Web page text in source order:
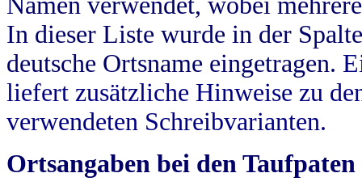
In dieser Liste wurde in der
deutsche Ortsname eingetragen.
liefert zusätzliche Hinweise zu
verwendeten Schreibvarianten.
Ortsangaben bei den Taufpaten